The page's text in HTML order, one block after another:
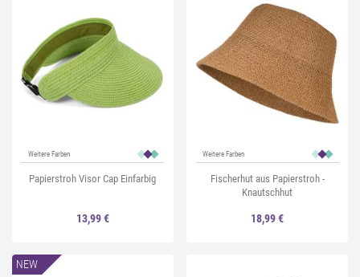
Weitere Farben
Papierstroh Visor Cap Einfarbig
13,99 €
Weitere Farben
Fischerhut aus Papierstroh -
Knautschhut
18,99 €
NEW